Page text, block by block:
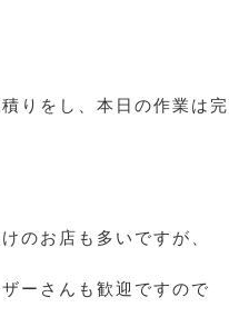
りをし、本日の作業は
のお店も多いですが、
ーさんも歓迎ですので